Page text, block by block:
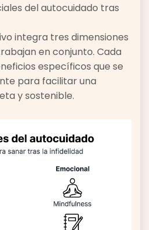
del autocuidado tras
integra tres dimensiones
en conjunto. Cada
específicos que se
para facilitar una
y sostenible.